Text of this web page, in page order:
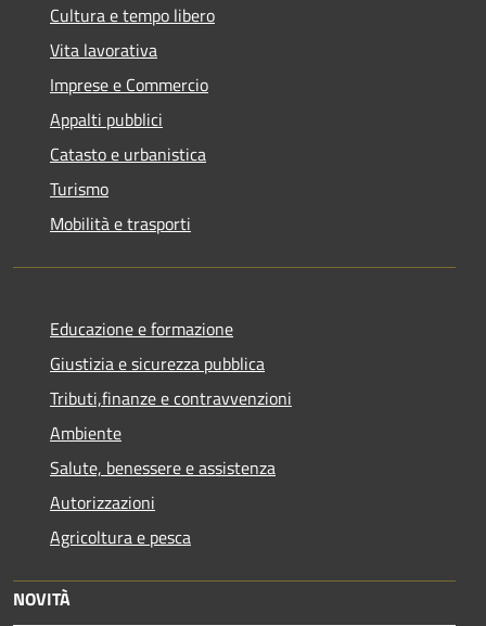
Cultura e tempo libero
Vita lavorativa
Imprese e Commercio
Appalti pubblici
Catasto e urbanistica
Turismo
Mobilità e trasporti
Educazione e formazione
Giustizia e sicurezza pubblica
Tributi,finanze e contravvenzioni
Ambiente
Salute, benessere e assistenza
Autorizzazioni
Agricoltura e pesca
NOVITÀ